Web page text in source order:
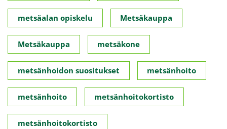
metsäalan opiskelu Metsäkauppa
Metsäkauppa metsäkone
metsänhoidon suositukset metsänhoito
metsänhoito metsänhoitokortisto
metsänhoitokortisto